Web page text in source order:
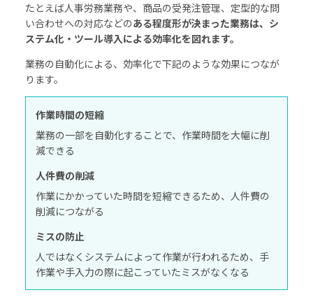
たとえば人事労務業務や、商品の受発注管理、定型的な問
い合わせへの対応などのある程度形が決まった業務は、シ
ステム化・ツール導入による効率化を図れます。
業務の自動化による、効率化で下記のような効果につなが
ります。
作業時間の短縮
業務の一部を自動化することで、作業時間を大幅に削
減できる
人件費の削減
作業にかかっていた時間を短縮できるため、人件費の
削減につながる
ミスの防止
人ではなくシステムによって作業が行われるため、手
作業や手入力の際に起こっていたミスがなくなる